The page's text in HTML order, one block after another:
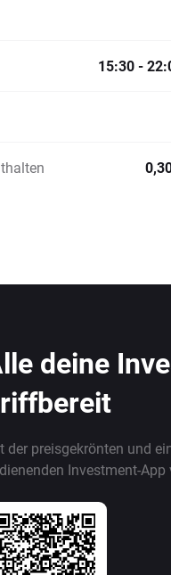
15:30 -
deine
der preisgekrönten und
Investment-App